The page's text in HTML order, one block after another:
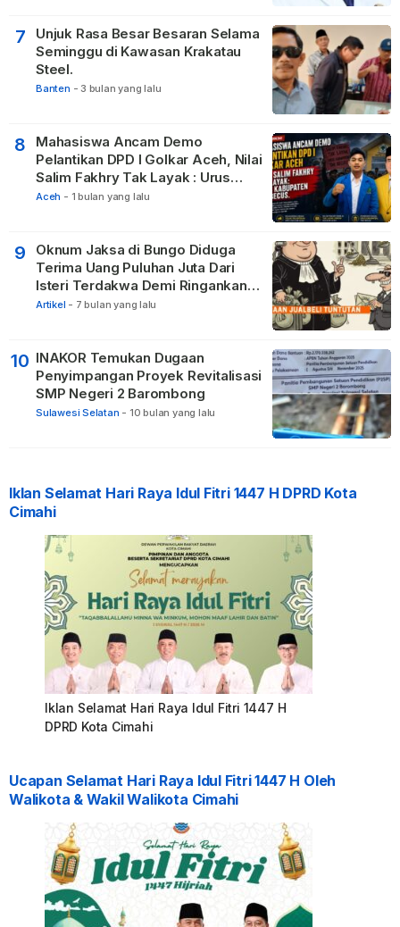
7
Unjuk Rasa Besar Besaran Selama
Seminggu di Kawasan Krakatau
Steel.
Banten - 3 bulan yang lalu
8
Mahasiswa Ancam Demo
Pelantikan DPD I Golkar Aceh, Nilai
Salim Fakhry Tak Layak : Urus
Kabupaten Tak Becus.
Aceh - 1 bulan yang lalu
9
Oknum Jaksa di Bungo Diduga
Terima Uang Puluhan Juta Dari
Isteri Terdakwa Demi Ringankan
Hukuman
Artikel - 7 bulan yang lalu
10 INAKOR Temukan Dugaan
Penyimpangan Proyek Revitalisasi
SMP Negeri 2 Barombong
Sulawesi Selatan - 10 bulan yang lalu
Iklan Selamat Hari Raya Idul Fitri 1447 H DPRD Kota
Cimahi
Iklan Selamat Hari Raya Idul Fitri 1447 H
DPRD Kota Cimahi
Ucapan Selamat Hari Raya Idul Fitri 1447 H Oleh
Walikota & Wakil Walikota Cimahi